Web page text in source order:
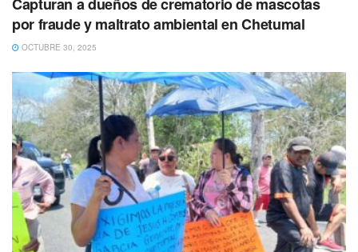
por fraude y maltrato ambiental en Chetumal
OCTUBRE 30, 2025